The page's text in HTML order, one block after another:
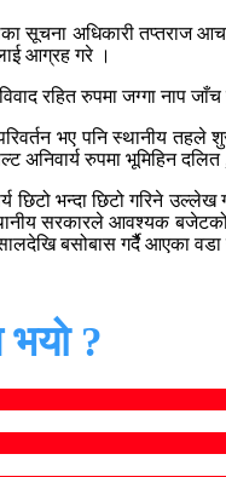
सूचना अधिकारी तप्तराज
आग्रह गरे ।
रहित रुपमा जग्गा नाप
भए पनि स्थानीय
अनिवार्य रुपमा भूमिहिन
छिटो भन्दा छिटो गरिने
सरकारले आवश्यक
बसोबास गर्दैै आएका
?